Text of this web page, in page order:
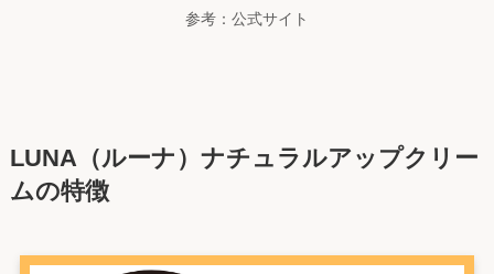
参考：公式サイト
LUNA（ルーナ）ナチュラルアップクリー
ムの特徴